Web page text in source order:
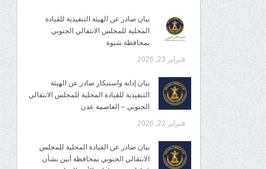
بيان صادر عن الهيئة التنفيذية للقيادة
المحلية للمجلس الانتقالي الجنوبي
بمحافظة شبوة
فبراير 23, 2026
بيان إدانة واستنكار صادر عن الهيئة
التنفيذية للقيادة المحلية للمجلس الانتقالي
الجنوبي – العاصمة عدن
فبراير 22, 2026
بيان صادر عن القيادة المحلية للمجلس
الانتقالي الجنوبي بمحافظة أبين بشأن